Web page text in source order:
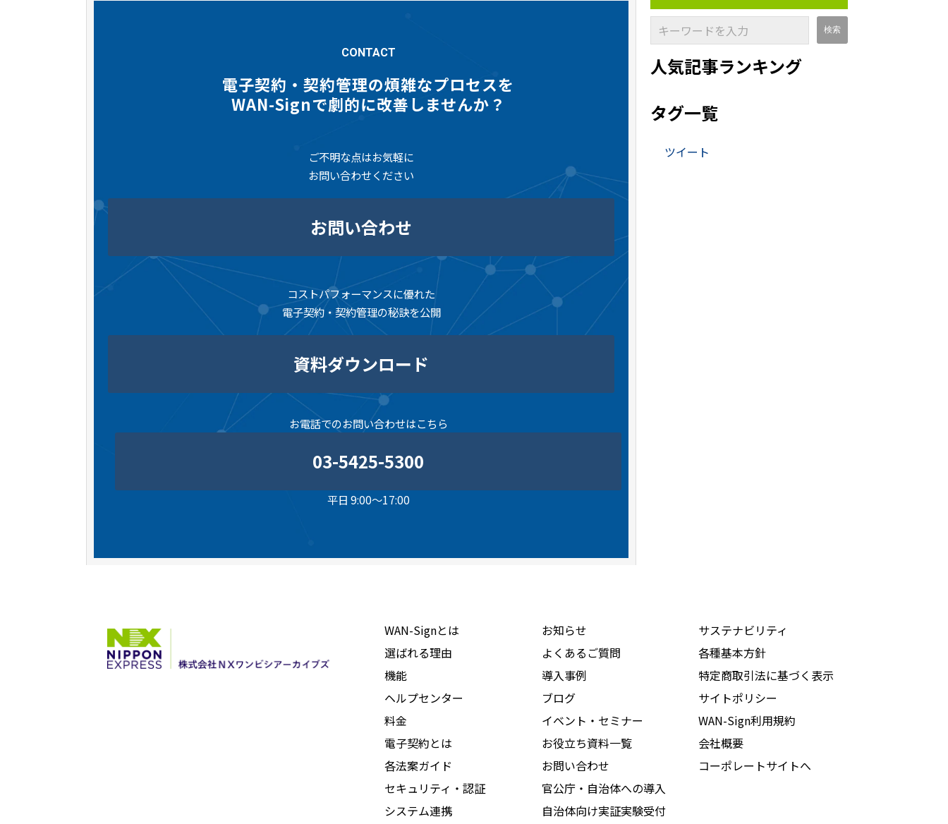
CONTACT
電子契約・契約管理の煩雑なプロセスを
WAN-Signで劇的に改善しませんか？
ご不明な点はお気軽に
お問い合わせください
お問い合わせ
コストパフォーマンスに優れた
電子契約・契約管理の秘訣を公開
資料ダウンロード
お電話でのお問い合わせはこちら
03-5425-5300
平日 9:00～17:00
人気記事ランキング
タグ一覧
ツイート
WAN-Signとは
選ばれる理由
機能
ヘルプセンター
料金
電子契約とは
各法案ガイド
セキュリティ・認証
システム連携
お知らせ
よくあるご質問
導入事例
ブログ
イベント・セミナー
お役立ち資料一覧
お問い合わせ
官公庁・自治体への導入
自治体向け実証実験受付
サステナビリティ
各種基本方針
特定商取引法に基づく表示
サイトポリシー
WAN-Sign利用規約
会社概要
コーポレートサイトへ